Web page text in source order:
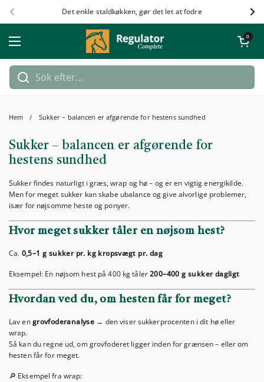
Föregående
Det enkle staldkøkken, gør det let at fodre
Öppna meny
Öppna
0
Hem / Sukker – balancen er afgørende for hestens sundhed
Sukker – balancen er afgørende for
hestens sundhed
Sukker findes naturligt i græs, wrap og hø – og er en vigtig energikilde.
Men for meget sukker kan skabe ubalance og give alvorlige problemer,
især for nøjsomme heste og ponyer.
Hvor meget sukker tåler en nøjsom hest?
Ca. 0,5–1 g sukker pr. kg kropsvægt pr. dag
Eksempel: En nøjsom hest på 400 kg tåler200–400 g sukker dagligt
Hvordan ved du, om hesten får for meget?
Lav engrovfoderanalyse → den viser sukkerprocenten i dit hø eller
wrap.
Så kan du regne ud, om grovfoderet ligger inden for grænsen – eller om
hesten får for meget.
🔎 Eksempel fra wrap: